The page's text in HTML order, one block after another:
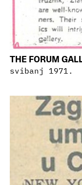
THE FORUM
svibanj 1971.